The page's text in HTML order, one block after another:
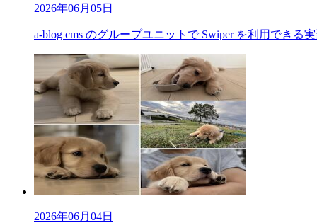
2026年06月05日
a-blog cms のグループユニットで Swiper を利用できる
2026年06月04日